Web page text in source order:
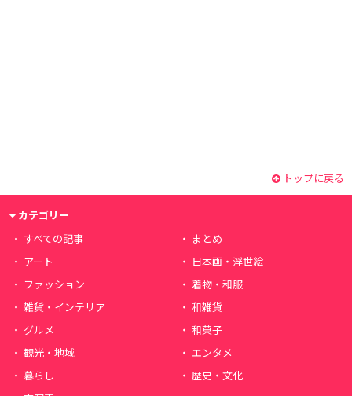
トップに戻る
カテゴリー
すべての記事
まとめ
アート
日本画・浮世絵
ファッション
着物・和服
雑貨・インテリア
和雑貨
グルメ
和菓子
観光・地域
エンタメ
暮らし
歴史・文化